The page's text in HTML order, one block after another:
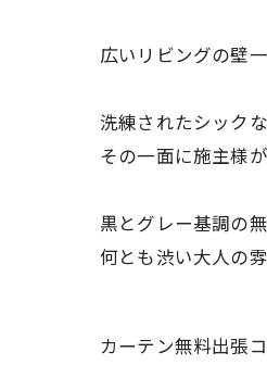
広いリビングの壁
洗練されたシック
その一面に施主様
黒とグレー基調の
何とも渋い大人の
カーテン無料出張